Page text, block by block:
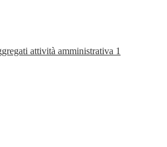
attività amministrativa 1